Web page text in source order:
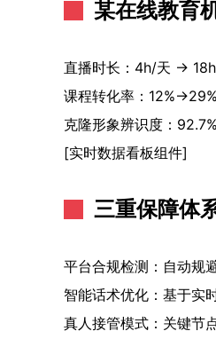
某在线教育
直播时长：4h/天 →
课程转化率：12%→29%
克隆形象辨识度：
[实时数据看板组件]
三重保障体
平台合规检测：自动规
智能话术优化：基于实
真人接管模式：关键节